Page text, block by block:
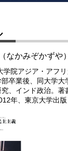
なかみぞかずや）
学院アジア・アフ
卒業後、同大学
究、インド政治。
年、東京大学出版